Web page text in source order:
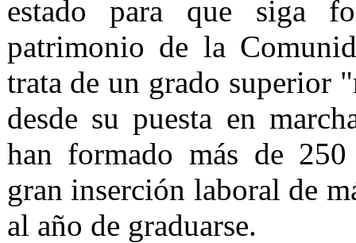
estado para que siga
patrimonio de la
trata de un grado superior
desde su puesta en
han formado más de
gran inserción laboral de
al año de graduarse.